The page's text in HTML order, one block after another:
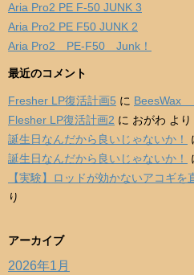
Aria Pro2 PE F-50 JUNK 3
Aria Pro2 PE F50 JUNK 2
Aria Pro2 PE-F50 Junk！
最近のコメント
Fresher LP復活計画5 に BeesWax
Flesher LP復活計画2 に おがわ より
誕生日なんだから良いじゃないか！
誕生日なんだから良いじゃないか！
【実験】ロッドが効かないアコギを
り
アーカイブ
2026年1月